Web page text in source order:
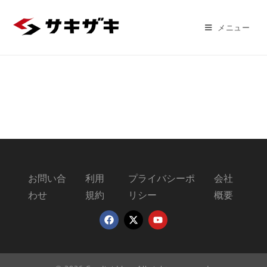
メニュー
お問い合
わせ
利用
規約
プライバシーポ
リシー
会社
概要